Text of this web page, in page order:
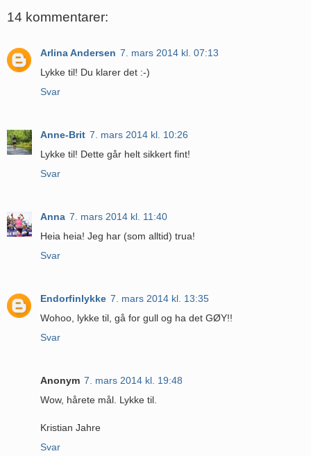
14 kommentarer:
Arlina Andersen 7. mars 2014 kl. 07:13
Lykke til! Du klarer det :-)
Svar
Anne-Brit 7. mars 2014 kl. 10:26
Lykke til! Dette går helt sikkert fint!
Svar
Anna 7. mars 2014 kl. 11:40
Heia heia! Jeg har (som alltid) trua!
Svar
Endorfinlykke 7. mars 2014 kl. 13:35
Wohoo, lykke til, gå for gull og ha det GØY!!
Svar
Anonym 7. mars 2014 kl. 19:48
Wow, hårete mål. Lykke til.
Kristian Jahre
Svar